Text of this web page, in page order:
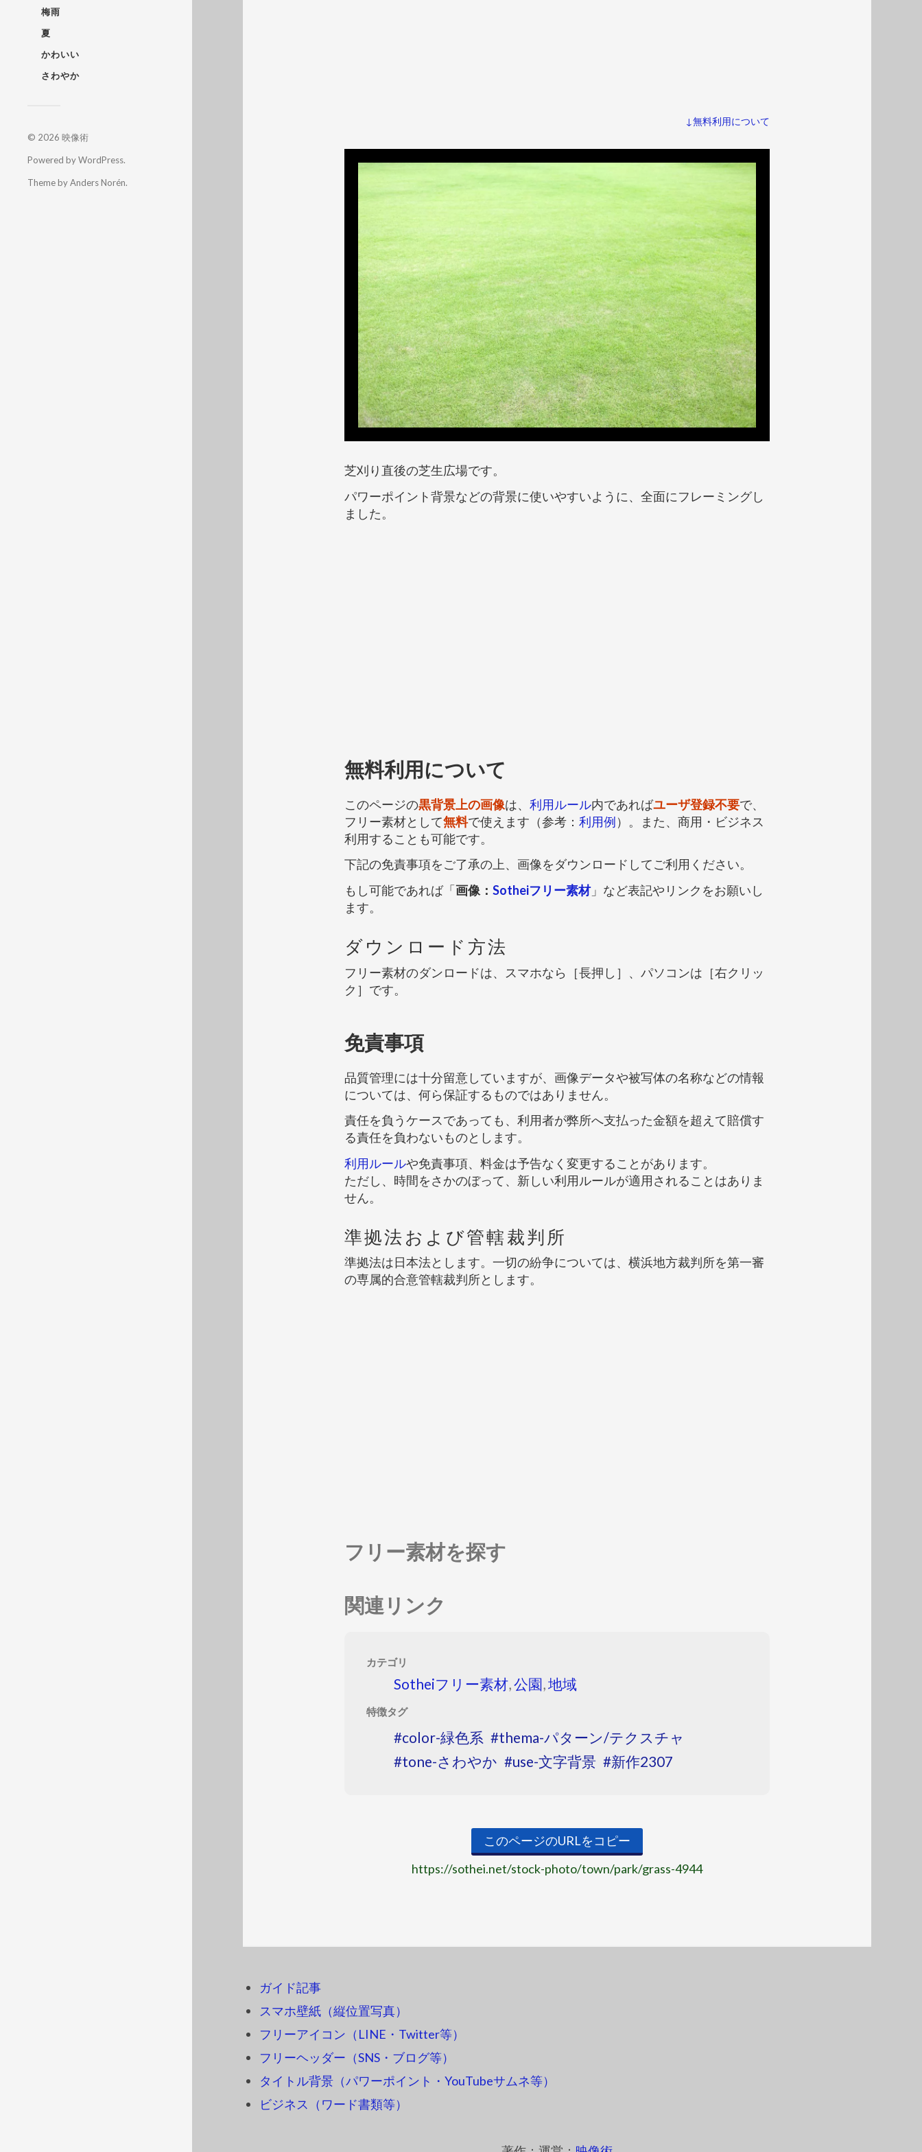
梅雨
夏
かわいい
さわやか
© 2026 映像術
Powered byWordPress.
Theme byAnders Norén.
↓無料利用について
芝刈り直後の芝生広場です。
パワーポイント背景などの背景に使いやすいように、全面にフレーミングし
ました。
無料利用について
このページの黒背景上の画像は、 利用ルール内であればユーザ登録不要で、
フリー素材として無料で使えます（参考： 利用例）。また、商用・ビジネス
利用することも可能です。
下記の免責事項をご了承の上、画像をダウンロードしてご利用ください。
もし可能であれば「画像： Sotheiフリー素材」など表記やリンクをお願いし
ます。
ダウンロード方法
フリー素材のダンロードは、スマホなら［長押し］、パソコンは［右クリッ
ク］です。
免責事項
品質管理には十分留意していますが、画像データや被写体の名称などの情報
については、何ら保証するものではありません。
責任を負うケースであっても、利用者が弊所へ支払った金額を超えて賠償す
る責任を負わないものとします。
利用ルールや免責事項、料金は予告なく変更することがあります。
ただし、時間をさかのぼって、新しい利用ルールが適用されることはありま
せん。
準拠法および管轄裁判所
準拠法は日本法とします。一切の紛争については、横浜地方裁判所を第一審
の専属的合意管轄裁判所とします。
フリー素材を探す
関連リンク
カテゴリ
Sotheiフリー素材,公園,地域
特徴タグ
color-緑色系
thema-パターン/テクスチャ
tone-さわやか
use-文字背景 新作2307
このページのURLをコピー
https://sothei.net/stock-photo/town/park/grass-4944
ガイド記事
スマホ壁紙（縦位置写真）
フリーアイコン（LINE・Twitter等）
フリーヘッダー（SNS・ブログ等）
タイトル背景（パワーポイント・YouTubeサムネ等）
ビジネス（ワード書類等）